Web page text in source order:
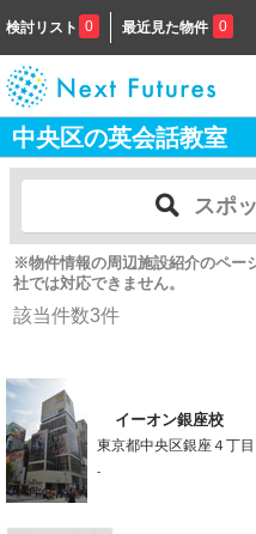
検討リスト 0 最近見た物件 0
中央区の英会話教室
スポ
※物件情報の周辺施設紹介のペー
社では対応できません。
該当件数3件
イーオン銀座校
東京都中央区銀座４丁目
-